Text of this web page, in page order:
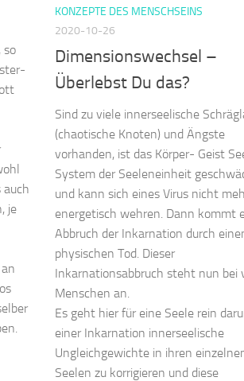
so
je
KONZEPTE DES MENSCHSEINS
2020-10-26
Dimensionswechsel –
Überlebst Du das?
Sind zu viele innerseelische
(chaotische Knoten) und Ängste
vorhanden, ist das Körper- Geist
System der Seeleneinheit
und kann sich eines Virus nicht
energetisch wehren. Dann kommt
Abbruch der Inkarnation durch
physischen Tod. Dieser
Inkarnationsabbruch steht nun bei
Menschen an.
Es geht hier für eine Seele rein
einer Inkarnation innerseelische
Ungleichgewichte in ihren
Seelen zu korrigieren und diese